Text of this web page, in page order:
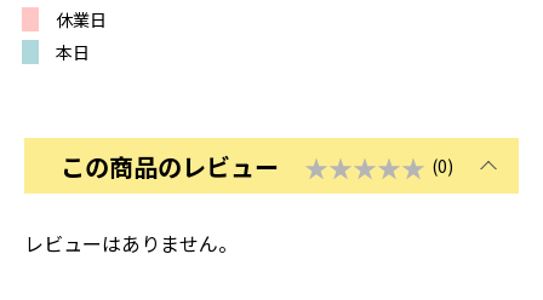
休業日
本日
この商品のレビュー ★★★★★ (0)
レビューはありません。